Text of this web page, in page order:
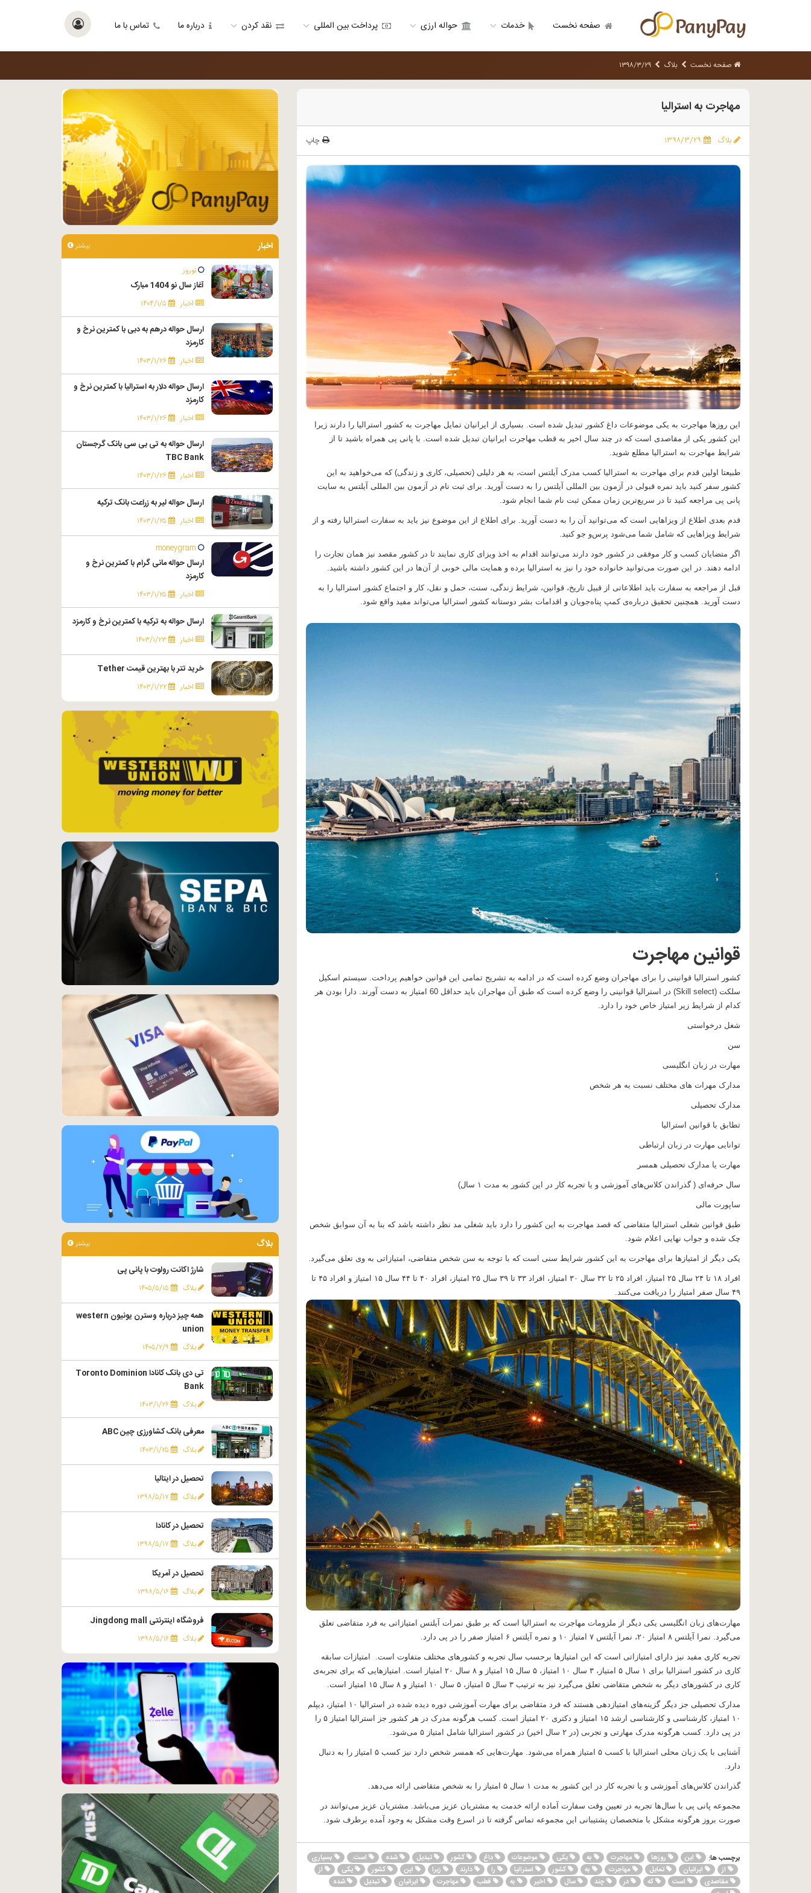
صفحه نخست خدمات حواله ارزی پرداخت بین المللی نقد کردن درباره ما تماس با ما
صفحه نخست بلاگ ۱۳۹۸/۳/۲۹
مهاجرت به استرالیا
بلاگ ۱۳۹۸/۳/۲۹ چاپ
این روزها مهاجرت به یکی موضوعات داغ کشور تبدیل شده است. بسیاری از ایرانیان تمایل مهاجرت به کشور استرالیا را دارند زیرا
این کشور یکی از مقاصدی است که در چند سال اخیر به قطب مهاجرت ایرانیان تبدیل شده است. با پانی پی همراه باشید تا از
شرایط مهاجرت به استرالیا مطلع شوید.
طبیعتا اولین قدم برای مهاجرت به استرالیا کسب مدرک آیلتس است، به هر دلیلی (تحصیلی، کاری و زندگی) که می‌خواهید به این
کشور سفر کنید باید نمره قبولی در آزمون بین المللی آیلتس را به دست آورید. برای ثبت نام در آزمون بین المللی آیلتس به سایت
پانی پی مراجعه کنید تا در سریع‌ترین زمان ممکن ثبت نام شما انجام شود.
قدم بعدی اطلاع از ویزاهایی است که می‌توانید آن را به دست آورید. برای اطلاع از این موضوع نیز باید به سفارت استرالیا رفته و از
شرایط ویزاهایی که شامل شما می‌شود پرس‌و جو کنید.
اگر متضایان کسب و کار موفقی در کشور خود دارند می‌توانند اقدام به اخذ ویزای کاری نمایند تا در کشور مقصد نیز همان تجارت را
ادامه دهند. در این صورت می‌توانید خانواده خود را نیز به استرالیا برده و همایت مالی خوبی از آن‌ها در این کشور داشته باشید.
قبل از مراجعه به سفارت باید اطلاعاتی از قبیل تاریخ، قوانین، شرایط زندگی، سنت، حمل و نقل،‌ کار و اجتماع کشور استرالیا را به
دست آورید. همچنین تحقیق درباره‌ی کمپ پناه‌جویان و اقدامات بشر دوستانه کشور استرالیا می‌تواند مفید واقع شود.
قوانین مهاجرت
کشور استرالیا قوانینی را برای مهاجران وضع کرده است که در ادامه به تشریح تمامی این قوانین خواهیم پرداخت. سیستم اسکیل
سلکت (Skill select
) در استرالیا قوانینی را وضع کرده است که طبق آن مهاجران باید حداقل 60 امتیاز به دست آورند. دارا بودن هر
کدام از شرایط زیر امتیاز خاص خود را دارد.
شغل درخواستی
سن
مهارت در زبان انگلیسی
مدارک مهرات های مختلف نسبت به هر شخص
مدارک تحصیلی
تطابق با قوانین استرالیا
توانایی مهارت در زبان ارتباطی
مهارت یا مدارک تحصیلی همسر
سال حرفه‌ای ( گذراندن کلاس‌های آموزشی و یا تجربه کار در این کشور به مدت ۱ سال)
ساپورت مالی
طبق قوانین شغلی استرالیا متقاضی که قصد مهاجرت به این کشور را دارد باید شغلی مد نظر داشته باشد که بنا به آن سوابق شخص
چک شده و جواب نهایی اعلام شود.
یکی دیگر از امتیاز‌ها برای مهاجرت به این کشور شرایط سنی است که با توجه به سن شخص متقاضی، امتیازاتی به وی تعلق می‌گیرد.
افراد ۱۸ تا ۲۴ سال ۲۵ امتیاز، افراد ۲۵ تا ۳۲ سال ۳۰ امتیاز، افراد ۳۳ تا ۳۹ سال ۲۵ امتیاز، افراد ۴۰ تا ۴۴ سال ۱۵ امتیاز و افراد ۴۵ تا
۴۹ سال صفر امتیاز را دریافت می‌کنند.
مهارت‌های زبان انگلیسی یکی دیگر از ملزومات مهاجرت به استرالیا است که بر طبق نمرات آیلتس امتیازاتی به فرد متقاضی تعلق
می‌گیرد. نمرا آیلتس ۸ امتیاز ۲۰، نمرا آیلتس ۷ امتیاز ۱۰ و نمره آیلتس ۶ امتیاز صفر را در پی دارد.
تجربه کاری مفید نیز دارای امتیازاتی است که این امتیازها برحسب سال تجربه و کشورهای مختلف متفاوت است. امتیازات سابقه
کاری در کشور استرالیا برای ۱ سال ۵ امتیاز، ۳ سال ۱۰ امتیاز، ۵ سال ۱۵ امتیاز و ۸ سال ۲۰ امتیاز است. امتیازهایی که برای تجربه‌ی
کاری در کشورهای دیگر به شخص متقاضی تعلق می‌گیرد نیز به ترتیب ۳ سال ۵ امتیاز، ۵ سال ۱۰ امتیاز و ۸ سال ۱۵ امتیاز است.
مدارک تحصیلی جز دیگر گزینه‌های امتیاز‌دهی هستند که فرد متقاضی برای مهارت آموزشی دوره دیده شده در استرالیا ۱۰ امتیاز، دیپلم
۱۰ امتیاز،‌ کارشناسی و کارشناسی ارشد ۱۵ امتیاز و دکتری ۲۰ امتیاز است. کسب هرگونه مدرک در هر کشور جز استرالیا امتیاز ۵ را
در پی دارد. کسب هرگونه مدرک مهارتی و تجربی (در ۲ سال اخیر) در کشور استرالیا شامل امتیاز ۵ می‌شود.
آشنایی با یک زبان محلی استرالیا با کسب ۵ امتیاز همراه می‌شود. مهارت‌هایی که همسر شخص دارد نیز کسب ۵ امتیاز را به دنبال
دارد.
گذراندن کلاس‌های آموزشی و یا تجربه کار در این کشور به مدت ۱ سال ۵ امتیاز را به شخص متقاضی ارائه می‌دهد.
مجموعه پانی پی با سال‌ها تجربه در تعیین وقت سفارت آماده ارائه خدمت به مشتریان عزیز می‌باشد. مشتریان عزیز می‌توانند در
صورت بروز هرگونه مشکل با متخصصان پشتیبانی این مجموعه تماس گرفته تا در اسرع وقت مشکل به وجود آمده برطرف شود.
برچسب ها: این روزها مهاجرت به یکی موضوعات داغ کشور تبدیل شده است.
بسیاری
از
ایرانیان تمایل مهاجرت به کشور استرالیا را دارند زیرا این کشور یکی
از
مقاصدی
است که در چند سال اخیر به قطب مهاجرت ایرانیان تبدیل
شده
اخبار بیشتر
نوروز
آغاز سال نو 1404 مبارک
اخبار ۱۴۰۴/۱/۵
ارسال حواله درهم به دبی با کمترین نرخ و
کارمزد
اخبار ۱۴۰۳/۱/۲۶
ارسال حواله دلار به استرالیا با کمترین نرخ و
کارمزد
اخبار ۱۴۰۳/۱/۲۶
ارسال حواله به تی بی سی بانک گرجستان
TBC Bank
اخبار ۱۴۰۳/۱/۲۶
ارسال حواله لیر به زراعت بانک ترکیه
اخبار ۱۴۰۳/۱/۲۵
moneygram
ارسال حواله مانی گرام با کمترین نرخ و
کارمزد
اخبار ۱۴۰۳/۱/۲۵
ارسال حواله به ترکیه با کمترین نرخ و کارمزد
اخبار ۱۴۰۳/۱/۲۳
خرید تتر با بهترین قیمت Tether
اخبار ۱۴۰۳/۱/۲۲
بلاگ بیشتر
شارژ اکانت رولوت با پانی پی
بلاگ ۱۴۰۵/۵/۱۵
همه چیز درباره وسترن یونیون western
union
بلاگ ۱۴۰۵/۲/۹
تی دی بانک کانادا Toronto Dominion
Bank
بلاگ ۱۴۰۳/۱/۲۶
معرفی بانک کشاورزی چین ABC
بلاگ ۱۴۰۳/۱/۲۵
تحصیل در ایتالیا
بلاگ ۱۳۹۸/۵/۱۷
تحصیل در کانادا
بلاگ ۱۳۹۸/۵/۱۷
تحصیل در آمریکا
بلاگ ۱۳۹۸/۵/۱۶
فروشگاه اینترنتی Jingdong mall
بلاگ ۱۳۹۸/۵/۱۶